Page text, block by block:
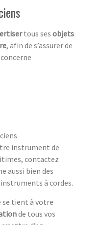
tous ses objets
, afin de s’assurer de
instrument de
contactez
aussi bien des
à cordes.
se tient à votre
de tous vos